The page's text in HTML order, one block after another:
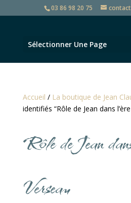
03 86 98 20 75
Sélectionner Une Page
Accueil / La boutique de Jean
identifiés “Rôle de Jean dans
Rôle de Jean
Verseau